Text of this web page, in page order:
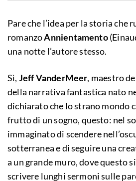
Pare che l’idea per la storia che
romanzoAnnientamento
una notte l’autore stesso.
Sì, Jeff VanderMeer, maestro
della narrativa fantastica nato
dichiarato che lo strano mondo
frutto di un sogno, questo: nel
immaginato di scendere
sotterranea e di seguire una
a un grande muro, dove questo
scrivere lunghi sermoni sulle